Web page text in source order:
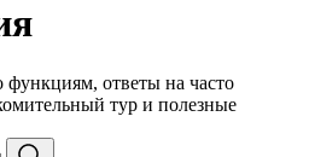
ответы на часто
тур и полезные